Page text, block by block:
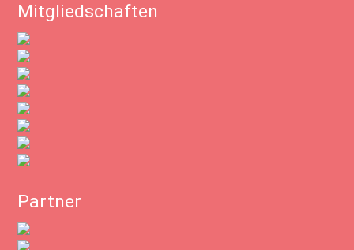
Mitgliedschaften
Partner